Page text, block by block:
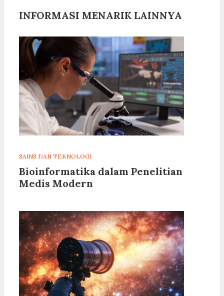
INFORMASI MENARIK LAINNYA
SAINS DAN TEKNOLOGI
Bioinformatika dalam Penelitian
Medis Modern